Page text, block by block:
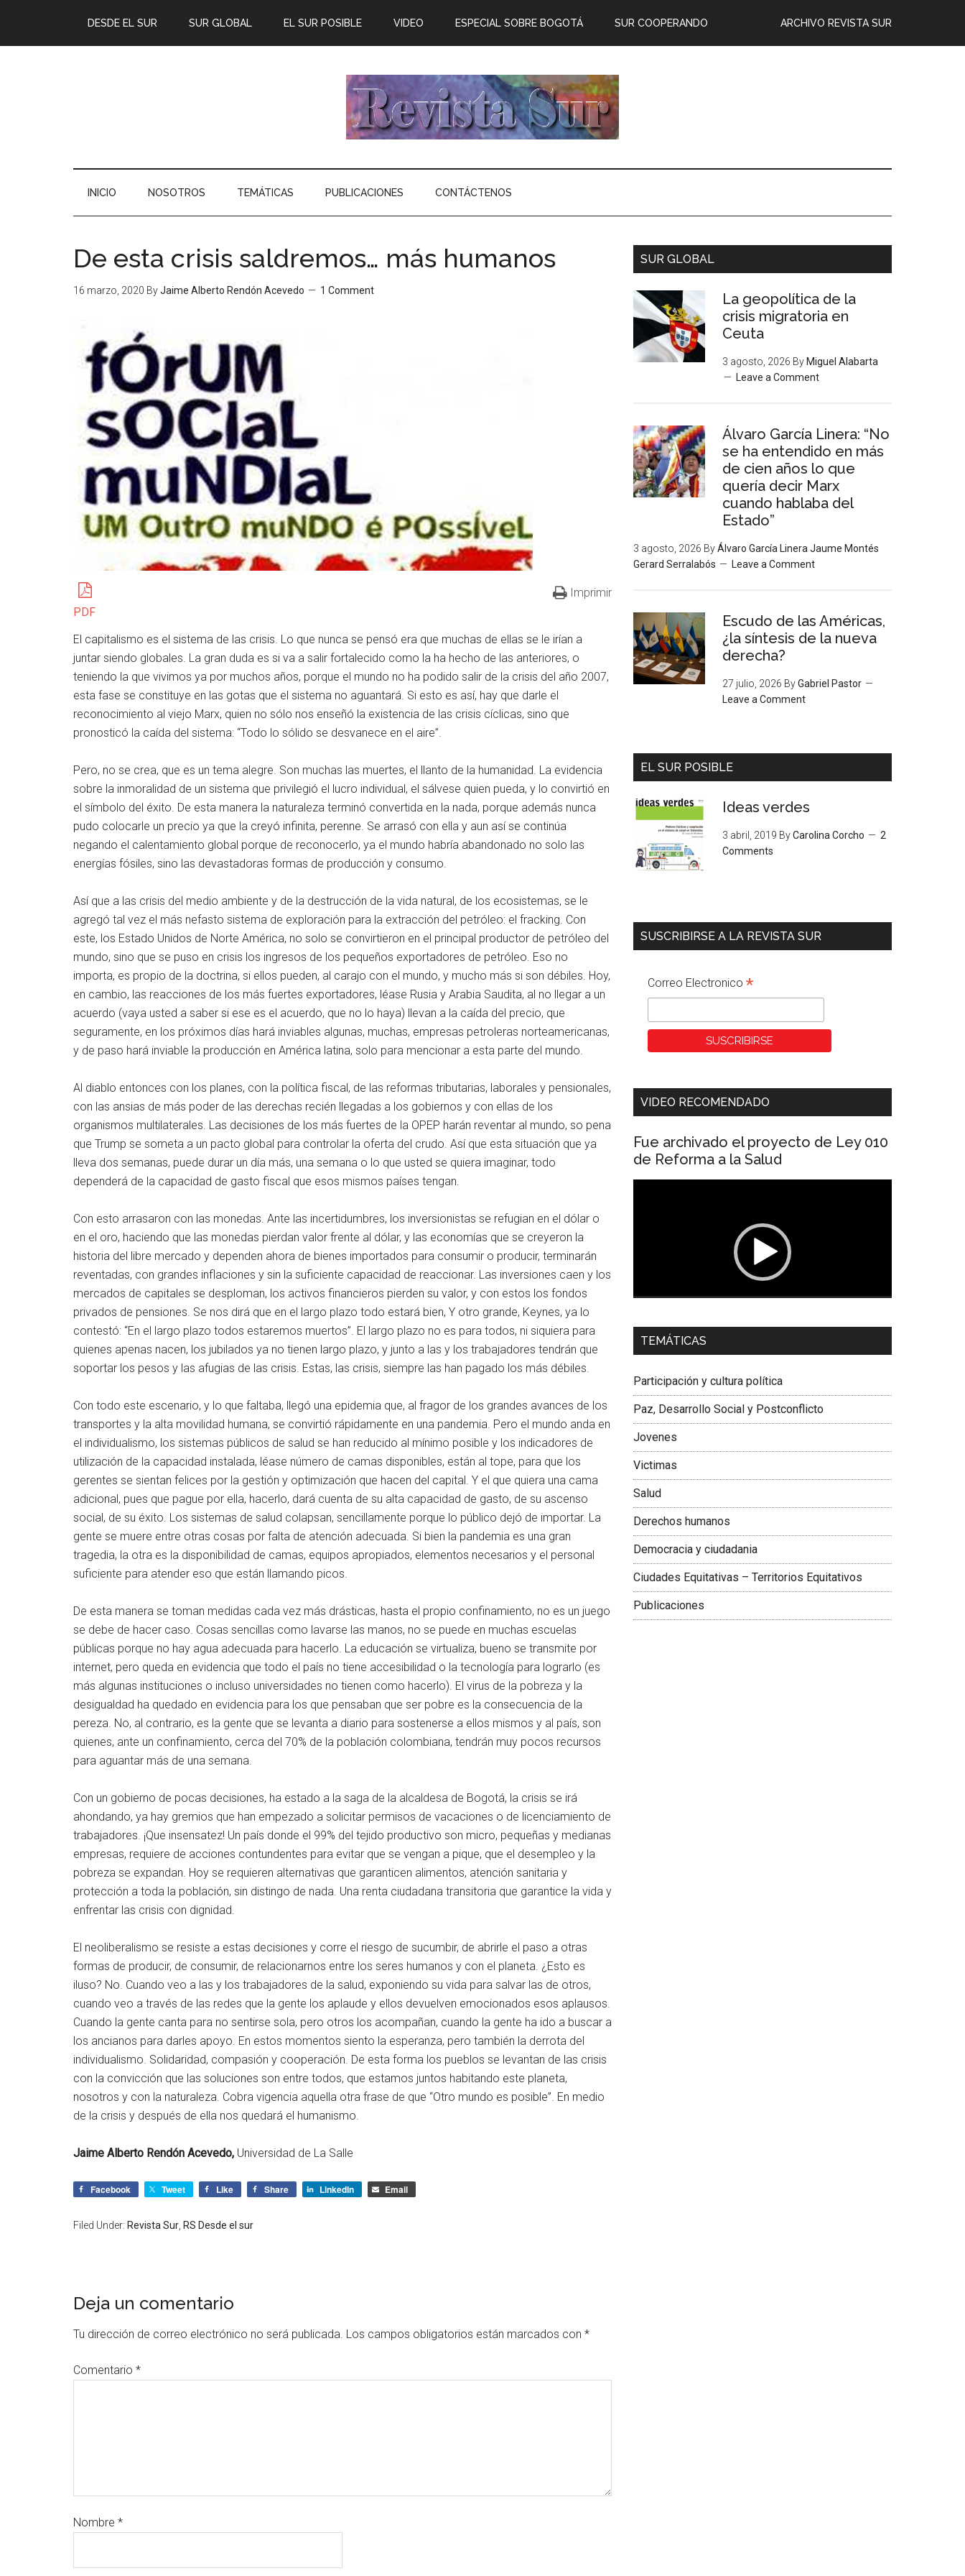
DESDE EL SUR SUR GLOBAL EL SUR POSIBLE ARCHIVO REVISTA SUR
VIDEO ESPECIAL SOBRE BOGOTÁ SUR COOPERANDO
INICIO NOSOTROS TEMÁTICAS PUBLICACIONES CONTÁCTENOS
De esta crisis saldremos… más humanos
16 marzo, 2020 ByJaime Alberto Rendón Acevedo 1 Comment
PDF
Imprimir
El capitalismo es el sistema de las crisis. Lo que nunca se pensó era que muchas de ellas se le irían a
juntar siendo globales. La gran duda es si va a salir fortalecido como la ha hecho de las anteriores, o
teniendo la que vivimos ya por muchos años, porque el mundo no ha podido salir de la crisis del año 2007,
esta fase se constituye en las gotas que el sistema no aguantará. Si esto es así, hay que darle el
reconocimiento al viejo Marx, quien no sólo nos enseñó la existencia de las crisis cíclicas, sino que
pronosticó la caída del sistema: “Todo lo sólido se desvanece en el aire”.
Pero, no se crea, que es un tema alegre. Son muchas las muertes, el llanto de la humanidad. La evidencia
sobre la inmoralidad de un sistema que privilegió el lucro individual, el sálvese quien pueda, y lo convirtió en
el símbolo del éxito. De esta manera la naturaleza terminó convertida en la nada, porque además nunca
pudo colocarle un precio ya que la creyó infinita, perenne. Se arrasó con ella y aun así se continúa
negando el calentamiento global porque de reconocerlo, ya el mundo habría abandonado no solo las
energías fósiles, sino las devastadoras formas de producción y consumo.
Así que a las crisis del medio ambiente y de la destrucción de la vida natural, de los ecosistemas, se le
agregó tal vez el más nefasto sistema de exploración para la extracción del petróleo: el fracking. Con
este, los Estado Unidos de Norte América, no solo se convirtieron en el principal productor de petróleo del
mundo, sino que se puso en crisis los ingresos de los pequeños exportadores de petróleo. Eso no
importa, es propio de la doctrina, si ellos pueden, al carajo con el mundo, y mucho más si son débiles. Hoy,
en cambio, las reacciones de los más fuertes exportadores, léase Rusia y Arabia Saudita, al no llegar a un
acuerdo (vaya usted a saber si ese es el acuerdo, que no lo haya) llevan a la caída del precio, que
seguramente, en los próximos días hará inviables algunas, muchas, empresas petroleras norteamericanas,
y de paso hará inviable la producción en América latina, solo para mencionar a esta parte del mundo.
Al diablo entonces con los planes, con la política fiscal, de las reformas tributarias, laborales y pensionales,
con las ansias de más poder de las derechas recién llegadas a los gobiernos y con ellas de los
organismos multilaterales. Las decisiones de los más fuertes de la OPEP harán reventar al mundo, so pena
que Trump se someta a un pacto global para controlar la oferta del crudo. Así que esta situación que ya
lleva dos semanas, puede durar un día más, una semana o lo que usted se quiera imaginar, todo
dependerá de la capacidad de gasto fiscal que esos mismos países tengan.
Con esto arrasaron con las monedas. Ante las incertidumbres, los inversionistas se refugian en el dólar o
en el oro, haciendo que las monedas pierdan valor frente al dólar, y las economías que se creyeron la
historia del libre mercado y dependen ahora de bienes importados para consumir o producir, terminarán
reventadas, con grandes inflaciones y sin la suficiente capacidad de reaccionar. Las inversiones caen y los
mercados de capitales se desploman, los activos financieros pierden su valor, y con estos los fondos
privados de pensiones. Se nos dirá que en el largo plazo todo estará bien, Y otro grande, Keynes, ya lo
contestó: “En el largo plazo todos estaremos muertos”. El largo plazo no es para todos, ni siquiera para
quienes apenas nacen, los jubilados ya no tienen largo plazo, y junto a las y los trabajadores tendrán que
soportar los pesos y las afugias de las crisis. Estas, las crisis, siempre las han pagado los más débiles.
Con todo este escenario, y lo que faltaba, llegó una epidemia que, al fragor de los grandes avances de los
transportes y la alta movilidad humana, se convirtió rápidamente en una pandemia. Pero el mundo anda en
el individualismo, los sistemas públicos de salud se han reducido al mínimo posible y los indicadores de
utilización de la capacidad instalada, léase número de camas disponibles, están al tope, para que los
gerentes se sientan felices por la gestión y optimización que hacen del capital. Y el que quiera una cama
adicional, pues que pague por ella, hacerlo, dará cuenta de su alta capacidad de gasto, de su ascenso
social, de su éxito. Los sistemas de salud colapsan, sencillamente porque lo público dejó de importar. La
gente se muere entre otras cosas por falta de atención adecuada. Si bien la pandemia es una gran
tragedia, la otra es la disponibilidad de camas, equipos apropiados, elementos necesarios y el personal
suficiente para atender eso que están llamando picos.
De esta manera se toman medidas cada vez más drásticas, hasta el propio confinamiento, no es un juego
se debe de hacer caso. Cosas sencillas como lavarse las manos, no se puede en muchas escuelas
públicas porque no hay agua adecuada para hacerlo. La educación se virtualiza, bueno se transmite por
internet, pero queda en evidencia que todo el país no tiene accesibilidad o la tecnología para lograrlo (es
más algunas instituciones o incluso universidades no tienen como hacerlo). El virus de la pobreza y la
desigualdad ha quedado en evidencia para los que pensaban que ser pobre es la consecuencia de la
pereza. No, al contrario, es la gente que se levanta a diario para sostenerse a ellos mismos y al país, son
quienes, ante un confinamiento, cerca del 70% de la población colombiana, tendrán muy pocos recursos
para aguantar más de una semana.
Con un gobierno de pocas decisiones, ha estado a la saga de la alcaldesa de Bogotá, la crisis se irá
ahondando, ya hay gremios que han empezado a solicitar permisos de vacaciones o de licenciamiento de
trabajadores. ¡Que insensatez! Un país donde el 99% del tejido productivo son micro, pequeñas y medianas
empresas, requiere de acciones contundentes para evitar que se vengan a pique, que el desempleo y la
pobreza se expandan. Hoy se requieren alternativas que garanticen alimentos, atención sanitaria y
protección a toda la población, sin distingo de nada. Una renta ciudadana transitoria que garantice la vida y
enfrentar las crisis con dignidad.
El neoliberalismo se resiste a estas decisiones y corre el riesgo de sucumbir, de abrirle el paso a otras
formas de producir, de consumir, de relacionarnos entre los seres humanos y con el planeta. ¿Esto es
iluso? No. Cuando veo a las y los trabajadores de la salud, exponiendo su vida para salvar las de otros,
cuando veo a través de las redes que la gente los aplaude y ellos devuelven emocionados esos aplausos.
Cuando la gente canta para no sentirse sola, pero otros los acompañan, cuando la gente ha ido a buscar a
los ancianos para darles apoyo. En estos momentos siento la esperanza, pero también la derrota del
individualismo. Solidaridad, compasión y cooperación. De esta forma los pueblos se levantan de las crisis
con la convicción que las soluciones son entre todos, que estamos juntos habitando este planeta,
nosotros y con la naturaleza. Cobra vigencia aquella otra frase de que “Otro mundo es posible”. En medio
de la crisis y después de ella nos quedará el humanismo.
Jaime Alberto Rendón Acevedo, Universidad de La Salle
Facebook Tweet Like Share LinkedIn Email
Filed Under: Revista Sur RS Desde el sur
Deja un comentario
Tu dirección de correo electrónico no será publicada. Los campos obligatorios están marcados con *
Comentario *
Nombre *
SUR GLOBAL
La geopolítica de la
crisis migratoria en
Ceuta
3 agosto, 2026 By Miguel Alabarta
Leave a Comment
Álvaro García Linera: “No
se ha entendido en más
de cien años lo que
quería decir Marx
cuando hablaba del
Estado”
3 agosto, 2026 ByÁlvaro García Linera Jaume Montés
Gerard Serralabós
Leave a Comment
Escudo de las Américas,
¿la síntesis de la nueva
derecha?
27 julio, 2026 ByGabriel Pastor
Leave a Comment
EL SUR POSIBLE
Ideas verdes
3 abril, 2019 ByCarolina Corcho
2
Comments
SUSCRIBIRSE A LA REVISTA SUR
Correo Electronico *
VIDEO RECOMENDADO
Fue archivado el proyecto de Ley 010
de Reforma a la Salud
Dra. Carolina Corcho Mejía,
Latinoamericana Sur, Vicepresidenta Federación
TEMÁTICAS
Participación y cultura política
Paz, Desarrollo Social y Postconflicto
Jovenes
Victimas
Salud
Derechos humanos
Democracia y ciudadania
Ciudades Equitativas – Territorios Equitativos
Publicaciones